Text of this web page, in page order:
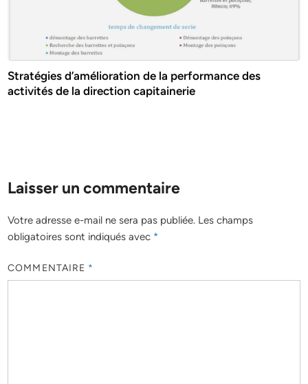
Stratégies d’amélioration de la performance des
activités de la direction capitainerie
Laisser un commentaire
Votre adresse e-mail ne sera pas publiée. Les champs
obligatoires sont indiqués avec *
COMMENTAIRE *